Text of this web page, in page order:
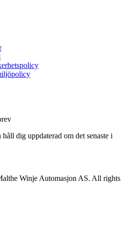
dig uppdaterad om det senaste i
Winje Automasjon AS. All rights